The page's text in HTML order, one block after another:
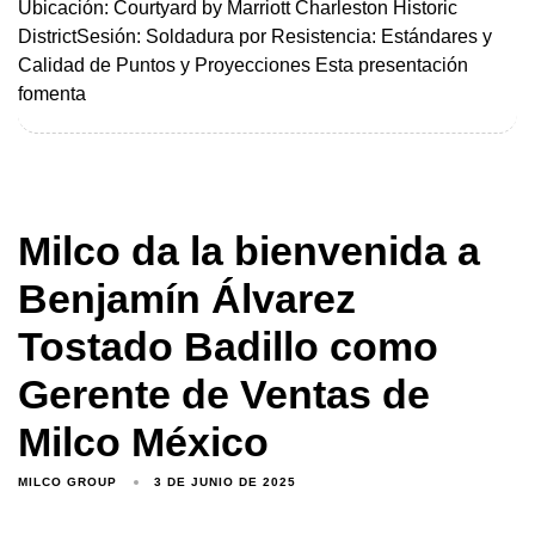
Ubicación: Courtyard by Marriott Charleston Historic
DistrictSesión: Soldadura por Resistencia: Estándares y
Calidad de Puntos y Proyecciones Esta presentación
fomenta
Milco da la bienvenida a
Benjamín Álvarez
Tostado Badillo como
Gerente de Ventas de
Milco México
MILCO GROUP 3 DE JUNIO DE 2025